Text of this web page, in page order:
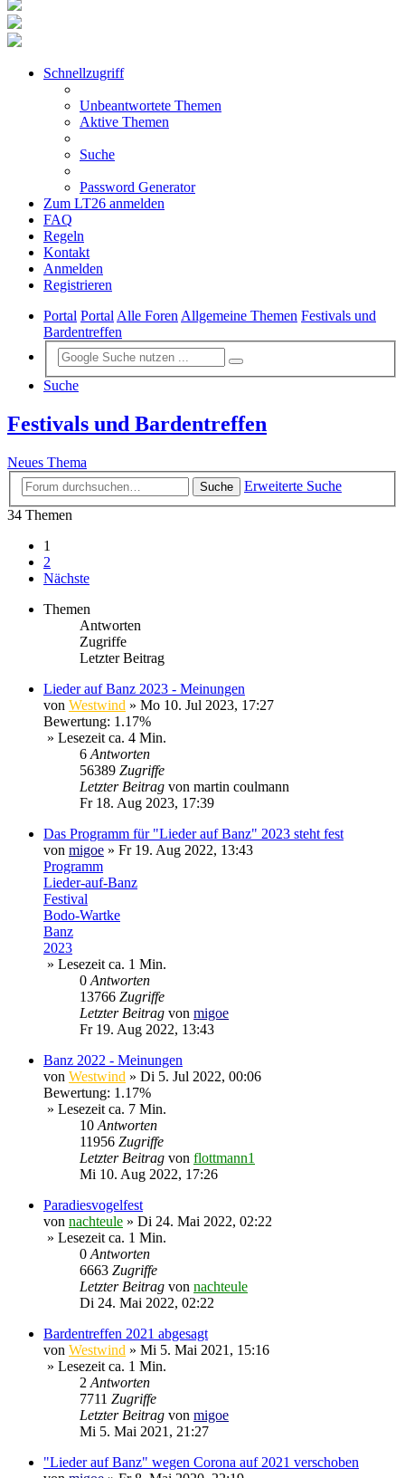
Schnellzugriff
Unbeantwortete Themen
Aktive Themen
Suche
Password Generator
Zum LT26 anmelden
FAQ
Regeln
Kontakt
Anmelden
Registrieren
Portal PortalAlle ForenAllgemeine Themen Festivals und
Bardentreffen
Suche
Festivals und Bardentreffen
Neues Thema
Suche
Erweiterte Suche
34 Themen
1
2
Nächste
Themen
Antworten
Zugriffe
Letzter Beitrag
Lieder auf Banz 2023 - Meinungen
von Westwind » Mo 10. Jul 2023, 17:27
Bewertung: 1.17%
» Lesezeit ca. 4 Min.
6Antworten
56389 Zugriffe
Letzter Beitrag von martin coulmann
Fr 18. Aug 2023, 17:39
Das Programm für "Lieder auf Banz" 2023 steht fest
von migoe » Fr 19. Aug 2022, 13:43
Programm
Lieder-auf-Banz
Festival
Bodo-Wartke
Banz
2023
» Lesezeit ca. 1 Min.
0Antworten
13766 Zugriffe
Letzter Beitrag von migoe
Fr 19. Aug 2022, 13:43
Banz 2022 - Meinungen
von Westwind » Di 5. Jul 2022, 00:06
Bewertung: 1.17%
» Lesezeit ca. 7 Min.
10Antworten
11956 Zugriffe
Letzter Beitrag von flottmann1
Mi 10. Aug 2022, 17:26
Paradiesvogelfest
von nachteule » Di 24. Mai 2022, 02:22
» Lesezeit ca. 1 Min.
0Antworten
6663 Zugriffe
Letzter Beitrag von nachteule
Di 24. Mai 2022, 02:22
Bardentreffen 2021 abgesagt
von Westwind » Mi 5. Mai 2021, 15:16
» Lesezeit ca. 1 Min.
2Antworten
7711 Zugriffe
Letzter Beitrag von migoe
Mi 5. Mai 2021, 21:27
"Lieder auf Banz" wegen Corona auf 2021 verschoben